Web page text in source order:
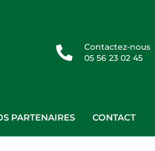
Contactez-nous
05 56 23 02 45
PARTENAIRES CONTACT